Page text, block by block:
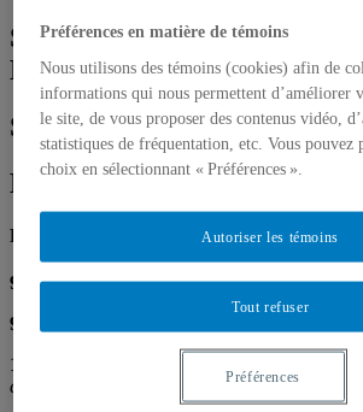
Séminaire – Dénomination
MSH Paris Nord, 25/10/18,
Séminaire sur la
MSH Paris Nord, 25 octobre
Programme de la matinée :
9h30-9h45 :Accueil des participants
9h45-10h :
10h-10h45 :
Stratégies de dénomination en
controverses
environnementales au Québec.
Préférences en matière de témoins
Nous utilisons des témoins (cookies) afin de
informations qui nous permettent d’améliorer
le site, de vous proposer des contenus vidéo,
statistiques de fréquentation, etc. Vous pouvez
choix en sélectionnant « Préférences ».
Tout refuser
Autoriser les témoins
Préférences